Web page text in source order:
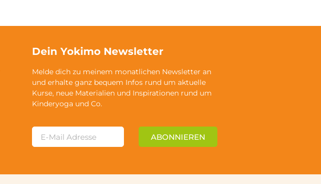
Dein Yokimo Newsletter
Melde dich zu meinem monatlichen Newsletter an
und erhalte ganz bequem Infos rund um aktuelle
Kurse, neue Materialien und Inspirationen rund um
Kinderyoga und Co.
ABONNIEREN